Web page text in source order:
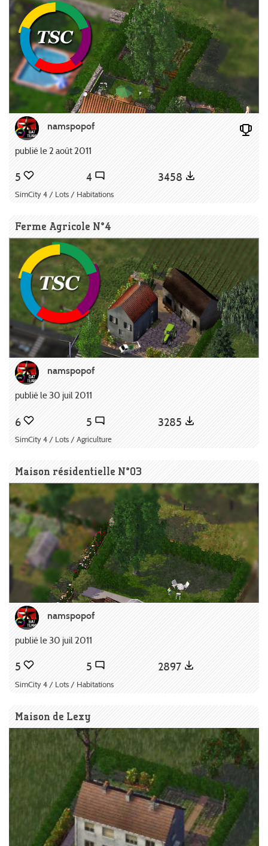
namspopof
publié le 2 août 2011
5 4 3458
SimCity 4 / Lots / Habitations
Ferme Agricole N°4
namspopof
publié le 30 juil 2011
6 5 3285
SimCity 4 / Lots / Agriculture
Maison résidentielle N°03
namspopof
publié le 30 juil 2011
5 5 2897
SimCity 4 / Lots / Habitations
Maison de Lexy